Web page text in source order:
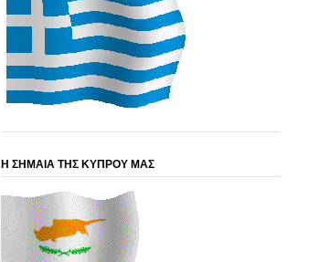
Η ΣΗΜΑΙΑ ΤΗΣ ΚΥΠΡΟΥ ΜΑΣ